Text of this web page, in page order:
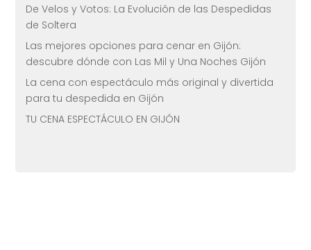
De Velos y Votos: La Evolución de las Despedidas
de Soltera
Las mejores opciones para cenar en Gijón:
descubre dónde con Las Mil y Una Noches Gijón
La cena con espectáculo más original y divertida
para tu despedida en Gijón
TU CENA ESPECTÁCULO EN GIJÓN